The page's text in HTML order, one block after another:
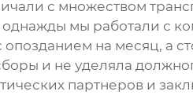
с множеством
мы работали с
на месяц, а
и не уделяла
партнеров и